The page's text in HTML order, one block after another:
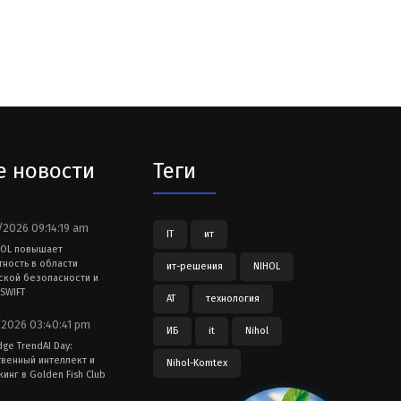
новости
09:14:19 am
повышает
в области
безопасности и
03:40:41 pm
TrendAI Day:
интеллект и
в Golden Fish Club
Теги
IT ит
ит-решения NIHOL
АТ технология
ИБ it Nihol
Nihol-Komtex